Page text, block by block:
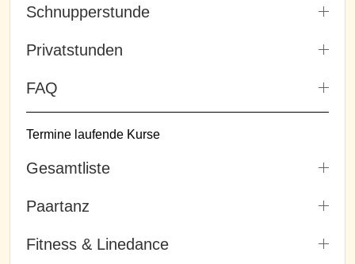
Schnupperstunde
Privatstunden
FAQ
Termine laufende Kurse
Gesamtliste
Paartanz
Fitness & Linedance